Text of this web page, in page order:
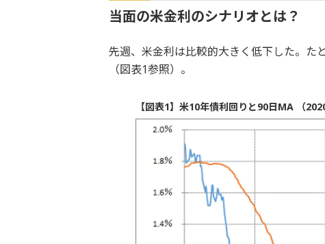
当面の米金利のシナリオとは？
先週、米金利は比較的大きく低下した。た
（図表1参照）。
【図表1】米10年債利回りと90日MA （